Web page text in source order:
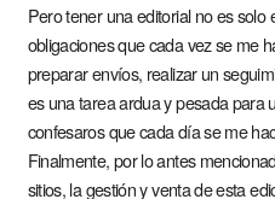
Pero tener una editorial no es solo
obligaciones que cada vez se me
preparar envíos, realizar un
es una tarea ardua y pesada para
confesaros que cada día se me
Finalmente, por lo antes
sitios, la gestión y venta de esta